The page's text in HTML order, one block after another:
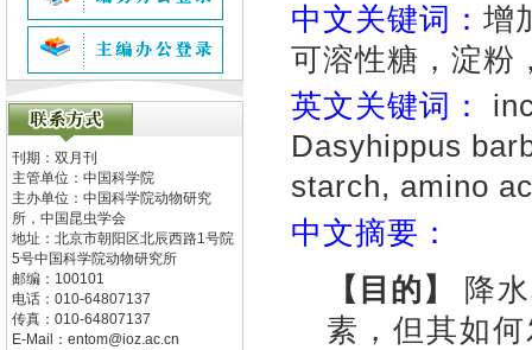
刊期：双月刊
主管单位： 中国科学院
主办单位： 中国科学院动物研究
所，中国昆虫学会
地址： 北京市朝阳区北辰西路1号院
5号中国科学院动物研究所
邮编： 100101
电话： 010-64807137
传真： 010-64807137
E-Mail： entom@ioz.ac.cn
中文关键词： 增
可溶性糖，淀粉
英文关键词：
Dasyhippus
starch, amino
中文摘要：
【目的】
降
素，但其如